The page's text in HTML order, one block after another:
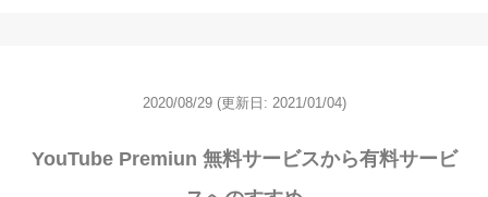
2020/08/29 (更新日: 2021/01/04)
YouTube Premiun 無料サービスから有料サービ